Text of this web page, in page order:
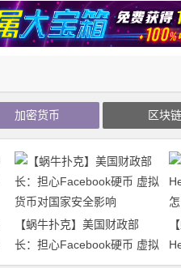
加密货币 区块链
【蜗牛扑克】美国财政部
长：担心Facebook硬币 虚拟
货币对国家安全影响